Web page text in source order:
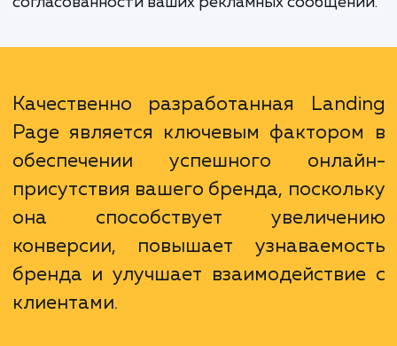
узнаваемости бренда, поскольку она
быть настроена так, чтобы отражать
бренда. Она также может быть
с вашими активными рекламными
для обеспечения
согласованности ваших рекламных
Качественно разработанная